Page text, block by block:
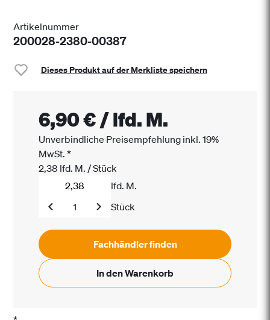
Artikelnummer
200028-2380-00387
Dieses Produkt auf der Merkliste speichern
6,90 €/lfd. M.
Unverbindliche Preisempfehlung inkl. 19%
MwSt. *
2,38 lfd. M. /Stück
lfd. M.
Stück
Fachhändler finden
In den Warenkorb